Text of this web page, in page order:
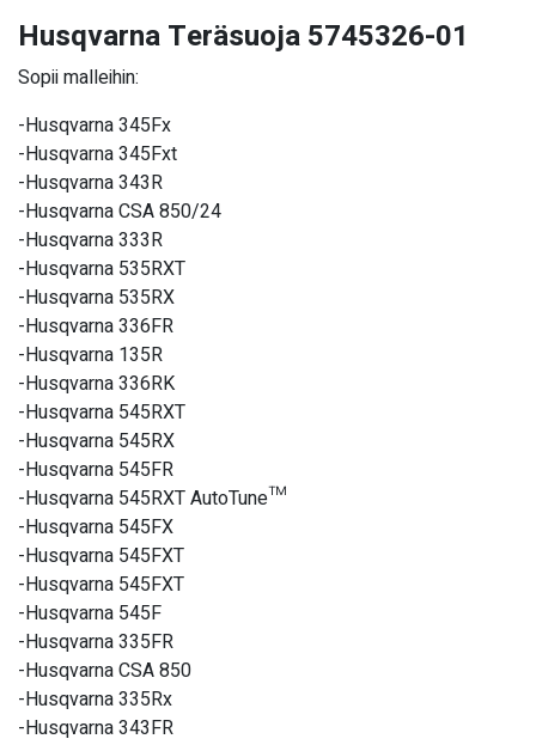
Husqvarna Teräsuoja 5745326-01
Sopii malleihin:
-Husqvarna 345Fx
-Husqvarna 345Fxt
-Husqvarna 343R
-Husqvarna CSA 850/24
-Husqvarna 333R
-Husqvarna 535RXT
-Husqvarna 535RX
-Husqvarna 336FR
-Husqvarna 135R
-Husqvarna 336RK
-Husqvarna 545RXT
-Husqvarna 545RX
-Husqvarna 545FR
-Husqvarna 545RXT AutoTune™
-Husqvarna 545FX
-Husqvarna 545FXT
-Husqvarna 545FXT
-Husqvarna 545F
-Husqvarna 335FR
-Husqvarna CSA 850
-Husqvarna 335Rx
-Husqvarna 343FR